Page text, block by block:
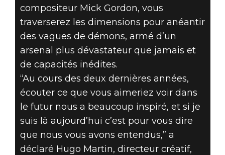
compositeur Mick Gordon, vous
traverserez les dimensions pour anéantir
des vagues de démons, armé d’un
arsenal plus dévastateur que jamais et
de capacités inédites.
“Au cours des deux dernières années,
écouter ce que vous aimeriez voir dans
le futur nous a beaucoup inspiré, et si je
suis là aujourd’hui c’est pour vous dire
que nous vous avons entendus,” a
déclaré Hugo Martin, directeur créatif,